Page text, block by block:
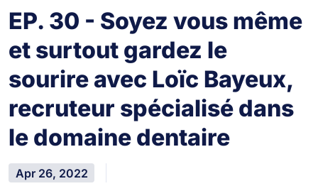
EP. 30 - Soyez vous même
et surtout gardez le
sourire avec Loïc Bayeux,
recruteur spécialisé dans
le domaine dentaire
Apr 26, 2022